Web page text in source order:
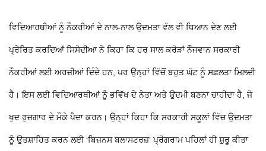
ਵਿਦਿਆਰਥੀਆਂ ਨੂੰ ਨੌਕਰੀਆਂ ਦੇ ਨਾਲ-ਨਾਲ ਉਦਮਤਾ ਵੱਲ ਵੀ ਧਿਆਨ ਦੇਣ ਲਈ
ਪ੍ਰੇਰਿਤ ਕਰਦਿਆਂ ਸਿਸੋਦੀਆ ਨੇ ਕਿਹਾ ਕਿ ਹਰ ਸਾਲ ਕਰੋੜਾਂ ਨੌਜਵਾਨ ਸਰਕਾਰੀ
ਨੌਕਰੀਆਂ ਲਈ ਅਰਜ਼ੀਆਂ ਦਿੰਦੇ ਹਨ, ਪਰ ਉਨ੍ਹਾਂ ਵਿੱਚੋਂ ਬਹੁਤ ਘੱਟ ਨੂੰ ਸਫ਼ਲਤਾ ਮਿਲਦੀ
ਹੈ। ਇਸ ਲਈ ਵਿਦਿਆਰਥੀਆਂ ਨੂੰ ਭਵਿੱਖ ਦੇ ਨੇਤਾ ਅਤੇ ਉਦਮੀ ਬਣਨਾ ਚਾਹੀਦਾ ਹੈ, ਜੋ
ਖੁਦ ਰੁਜ਼ਗਾਰ ਦੇ ਮੌਕੇ ਪੈਦਾ ਕਰਨ। ਉਨ੍ਹਾਂ ਕਿਹਾ ਕਿ ਸਰਕਾਰੀ ਸਕੂਲਾਂ ਵਿੱਚ ਉਦਮਤਾ
ਨੂੰ ਉਤਸ਼ਾਹਿਤ ਕਰਨ ਲਈ ‘ਬਿਜ਼ਨਸ ਬਲਾਸਟਰਜ਼’ ਪ੍ਰੋਗਰਾਮ ਪਹਿਲਾਂ ਹੀ ਸ਼ੁਰੂ ਕੀਤਾ